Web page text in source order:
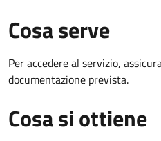
Cosa serve
Per accedere al servizio,
documentazione prevista.
Cosa si ottiene